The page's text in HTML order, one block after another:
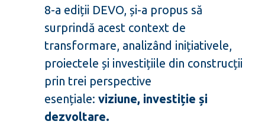
8-a ediții DEVO, și-a propus să
surprindă acest context de
transformare, analizând inițiativele,
proiectele și investițiile din construcții
prin trei perspective
esențiale: viziune, investiție și
dezvoltare.